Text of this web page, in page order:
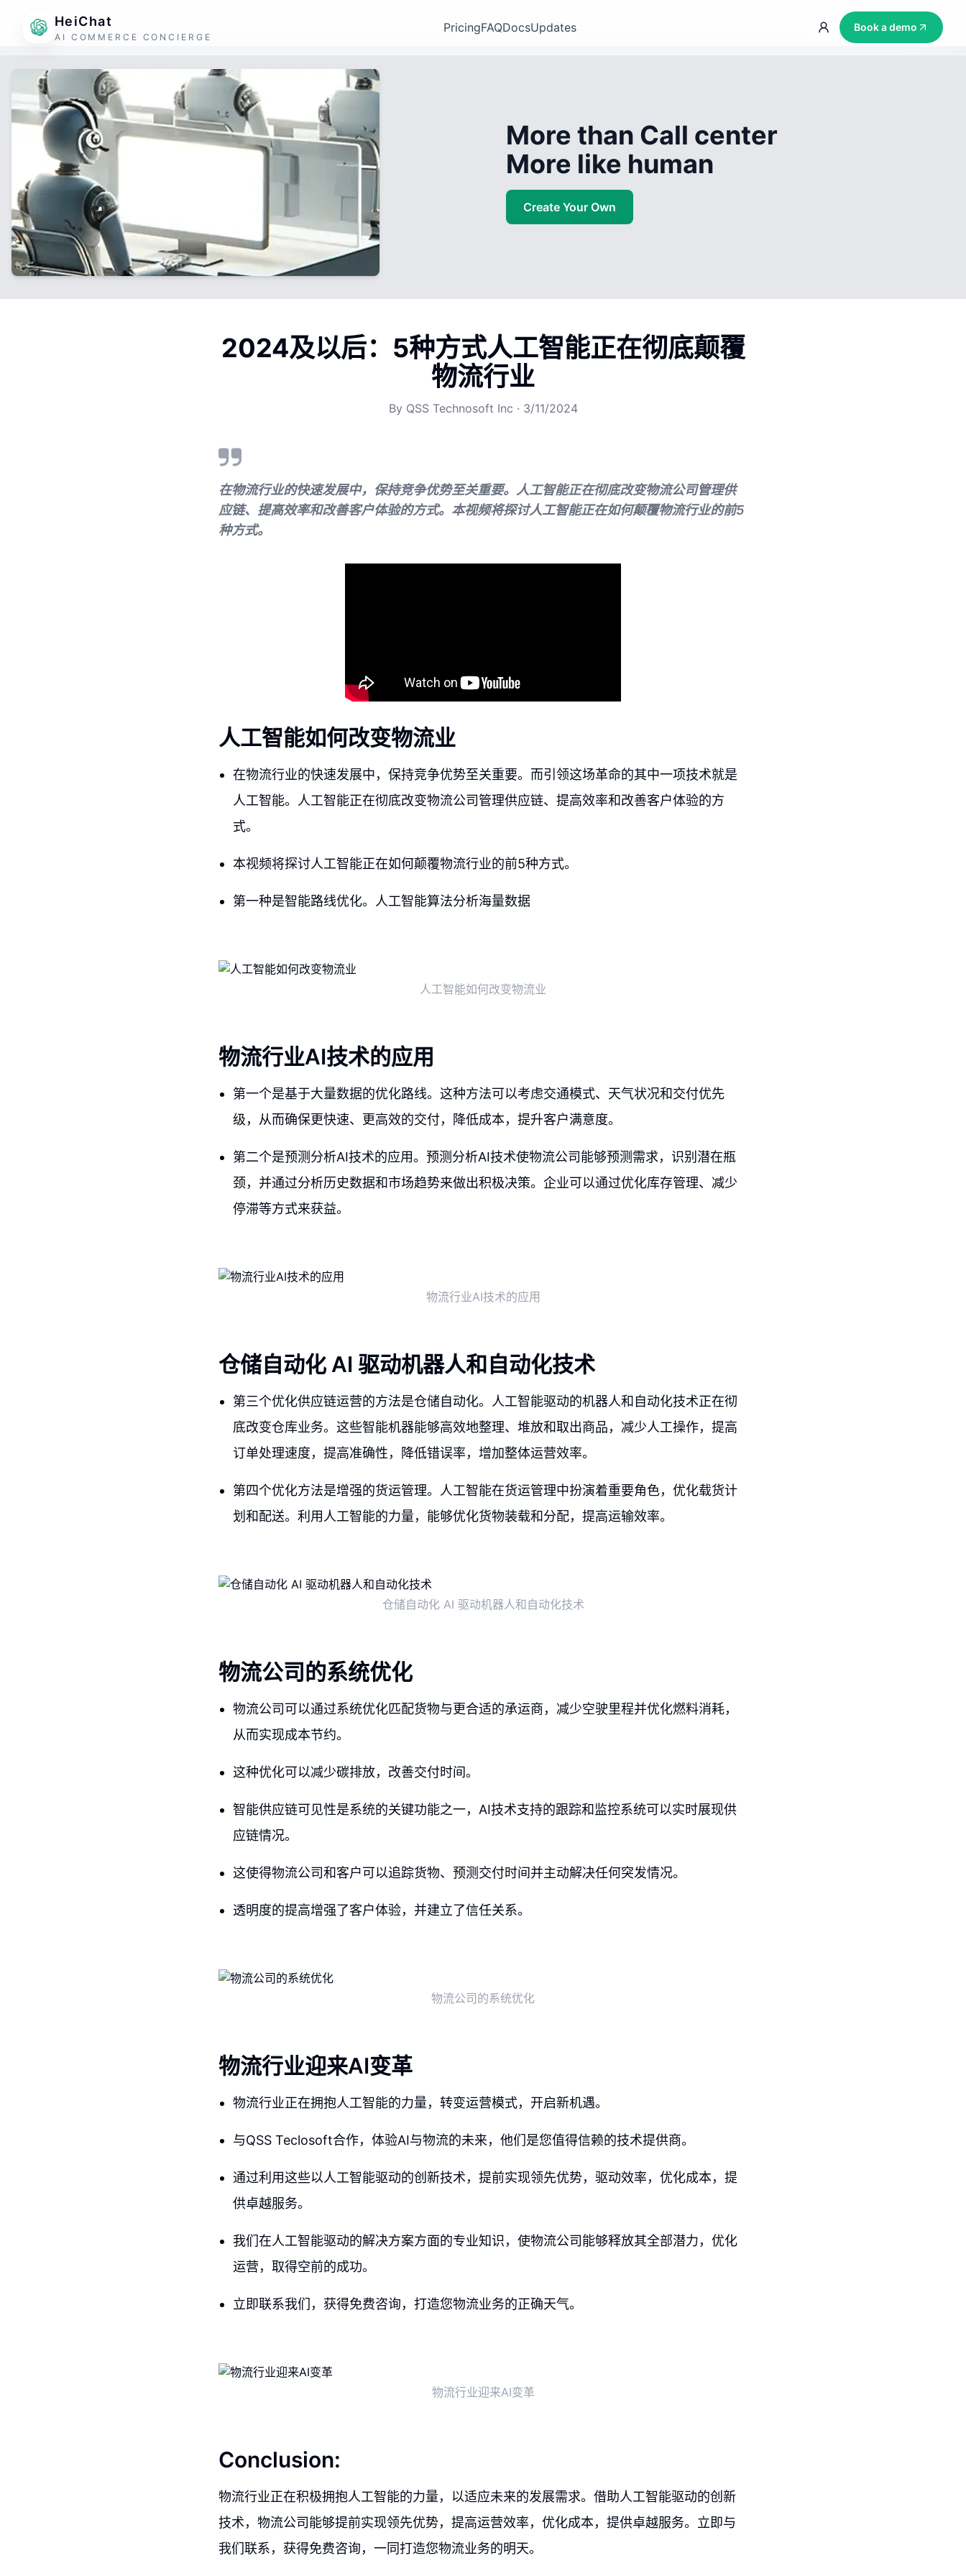
HeiChat
AI COMMERCE CONCIERGE
PricingFAQDocsUpdates Book a demo
More than Call center
More like human
Create Your Own
2024及以后：5种方式人工智能正在彻底颠覆
物流行业
By QSS Technosoft Inc · 3/11/2024
在物流行业的快速发展中，保持竞争优势至关重要。人工智能正在彻底改变物流公司管理供
应链、提高效率和改善客户体验的方式。本视频将探讨人工智能正在如何颠覆物流行业的前5
种方式。
人工智能如何改变物流业
在物流行业的快速发展中，保持竞争优势至关重要。而引领这场革命的其中一项技术就是
人工智能。人工智能正在彻底改变物流公司管理供应链、提高效率和改善客户体验的方
式。
本视频将探讨人工智能正在如何颠覆物流行业的前5种方式。
第一种是智能路线优化。人工智能算法分析海量数据
人工智能如何改变物流业
物流行业AI技术的应用
第一个是基于大量数据的优化路线。这种方法可以考虑交通模式、天气状况和交付优先
级，从而确保更快速、更高效的交付，降低成本，提升客户满意度。
第二个是预测分析AI技术的应用。预测分析AI技术使物流公司能够预测需求，识别潜在瓶
颈，并通过分析历史数据和市场趋势来做出积极决策。企业可以通过优化库存管理、减少
停滞等方式来获益。
物流行业AI技术的应用
仓储自动化 AI 驱动机器人和自动化技术
第三个优化供应链运营的方法是仓储自动化。人工智能驱动的机器人和自动化技术正在彻
底改变仓库业务。这些智能机器能够高效地整理、堆放和取出商品，减少人工操作，提高
订单处理速度，提高准确性，降低错误率，增加整体运营效率。
第四个优化方法是增强的货运管理。人工智能在货运管理中扮演着重要角色，优化载货计
划和配送。利用人工智能的力量，能够优化货物装载和分配，提高运输效率。
仓储自动化 AI 驱动机器人和自动化技术
物流公司的系统优化
物流公司可以通过系统优化匹配货物与更合适的承运商，减少空驶里程并优化燃料消耗，
从而实现成本节约。
这种优化可以减少碳排放，改善交付时间。
智能供应链可见性是系统的关键功能之一，AI技术支持的跟踪和监控系统可以实时展现供
应链情况。
这使得物流公司和客户可以追踪货物、预测交付时间并主动解决任何突发情况。
透明度的提高增强了客户体验，并建立了信任关系。
物流公司的系统优化
物流行业迎来AI变革
物流行业正在拥抱人工智能的力量，转变运营模式，开启新机遇。
与QSS Teclosoft合作，体验AI与物流的未来，他们是您值得信赖的技术提供商。
通过利用这些以人工智能驱动的创新技术，提前实现领先优势，驱动效率，优化成本，提
供卓越服务。
我们在人工智能驱动的解决方案方面的专业知识，使物流公司能够释放其全部潜力，优化
运营，取得空前的成功。
立即联系我们，获得免费咨询，打造您物流业务的正确天气。
物流行业迎来AI变革
Conclusion:
物流行业正在积极拥抱人工智能的力量，以适应未来的发展需求。借助人工智能驱动的创新
技术，物流公司能够提前实现领先优势，提高运营效率，优化成本，提供卓越服务。立即与
我们联系，获得免费咨询，一同打造您物流业务的明天。